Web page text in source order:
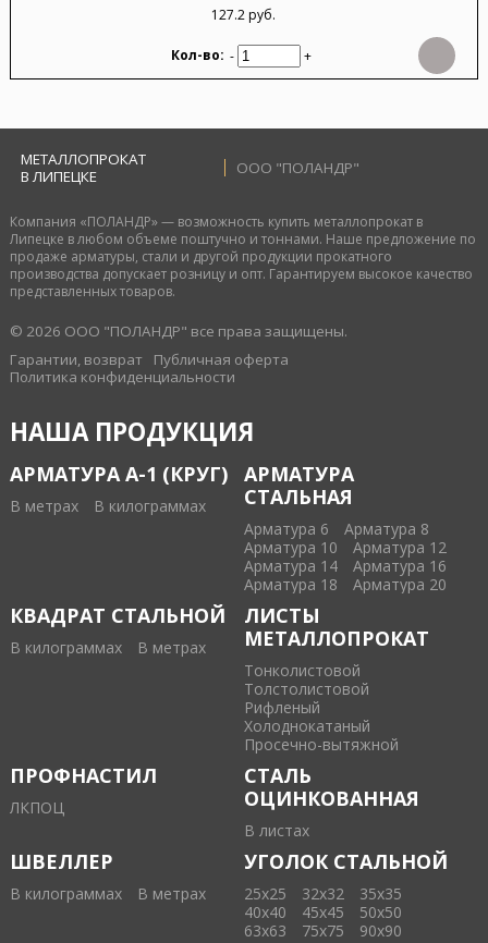
127.2 руб.
- +
МЕТАЛЛОПРОКАТ
В ЛИПЕЦКЕ
ООО "ПОЛАНДР"
Компания «ПОЛАНДР» — возможность купить металлопрокат в
Липецке в любом объеме поштучно и тоннами. Наше предложение по
продаже арматуры, стали и другой продукции прокатного
производства допускает розницу и опт. Гарантируем высокое качество
представленных товаров.
© 2026 ООО "ПОЛАНДР" все права защищены.
Гарантии, возврат
Публичная оферта
Политика конфиденциальности
НАША ПРОДУКЦИЯ
АРМАТУРА А-1 (КРУГ)
В метрах В килограммах
АРМАТУРА
СТАЛЬНАЯ
Арматура 6
Арматура 8
Арматура 10
Арматура 12
Арматура 14
Арматура 16
Арматура 18
Арматура 20
КВАДРАТ СТАЛЬНОЙ
В килограммах В метрах
ЛИСТЫ
МЕТАЛЛОПРОКАТ
Тонколистовой
Толстолистовой
Рифленый
Холоднокатаный
Проcечно-вытяжной
ПРОФНАСТИЛ
ЛКПОЦ
СТАЛЬ
ОЦИНКОВАННАЯ
В листах
ШВЕЛЛЕР
В килограммах В метрах
УГОЛОК СТАЛЬНОЙ
25х25 32х32
35х35
40х40
45х45
50х50
63х63
75х75
90х90